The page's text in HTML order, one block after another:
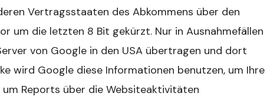
Vertragsstaaten des Abkommens über den
um die letzten 8 Bit gekürzt. Nur in Ausnahmefällen
von Google in den USA übertragen und dort
wird Google diese Informationen benutzen, um Ihre
Reports über die Websiteaktivitäten